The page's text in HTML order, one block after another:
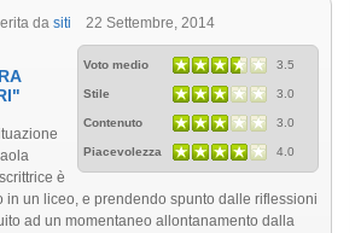
da siti 22 Settembre, 2014
Voto medio 3.5
Stile 3.0
Contenuto 3.0
Piacevolezza 4.0
è
in un liceo, e prendendo spunto dalle riflessioni
ad un momentaneo allontanamento dalla